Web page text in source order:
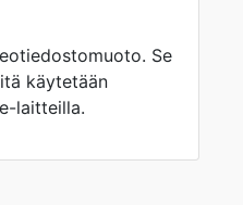
Se
käytetään
laitteilla.